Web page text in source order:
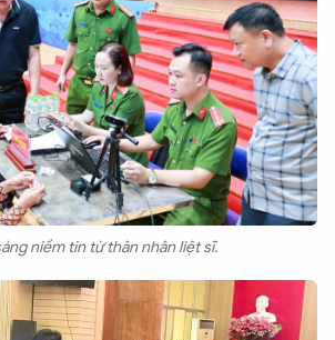
niềm tin từ thân nhân liệt sĩ.